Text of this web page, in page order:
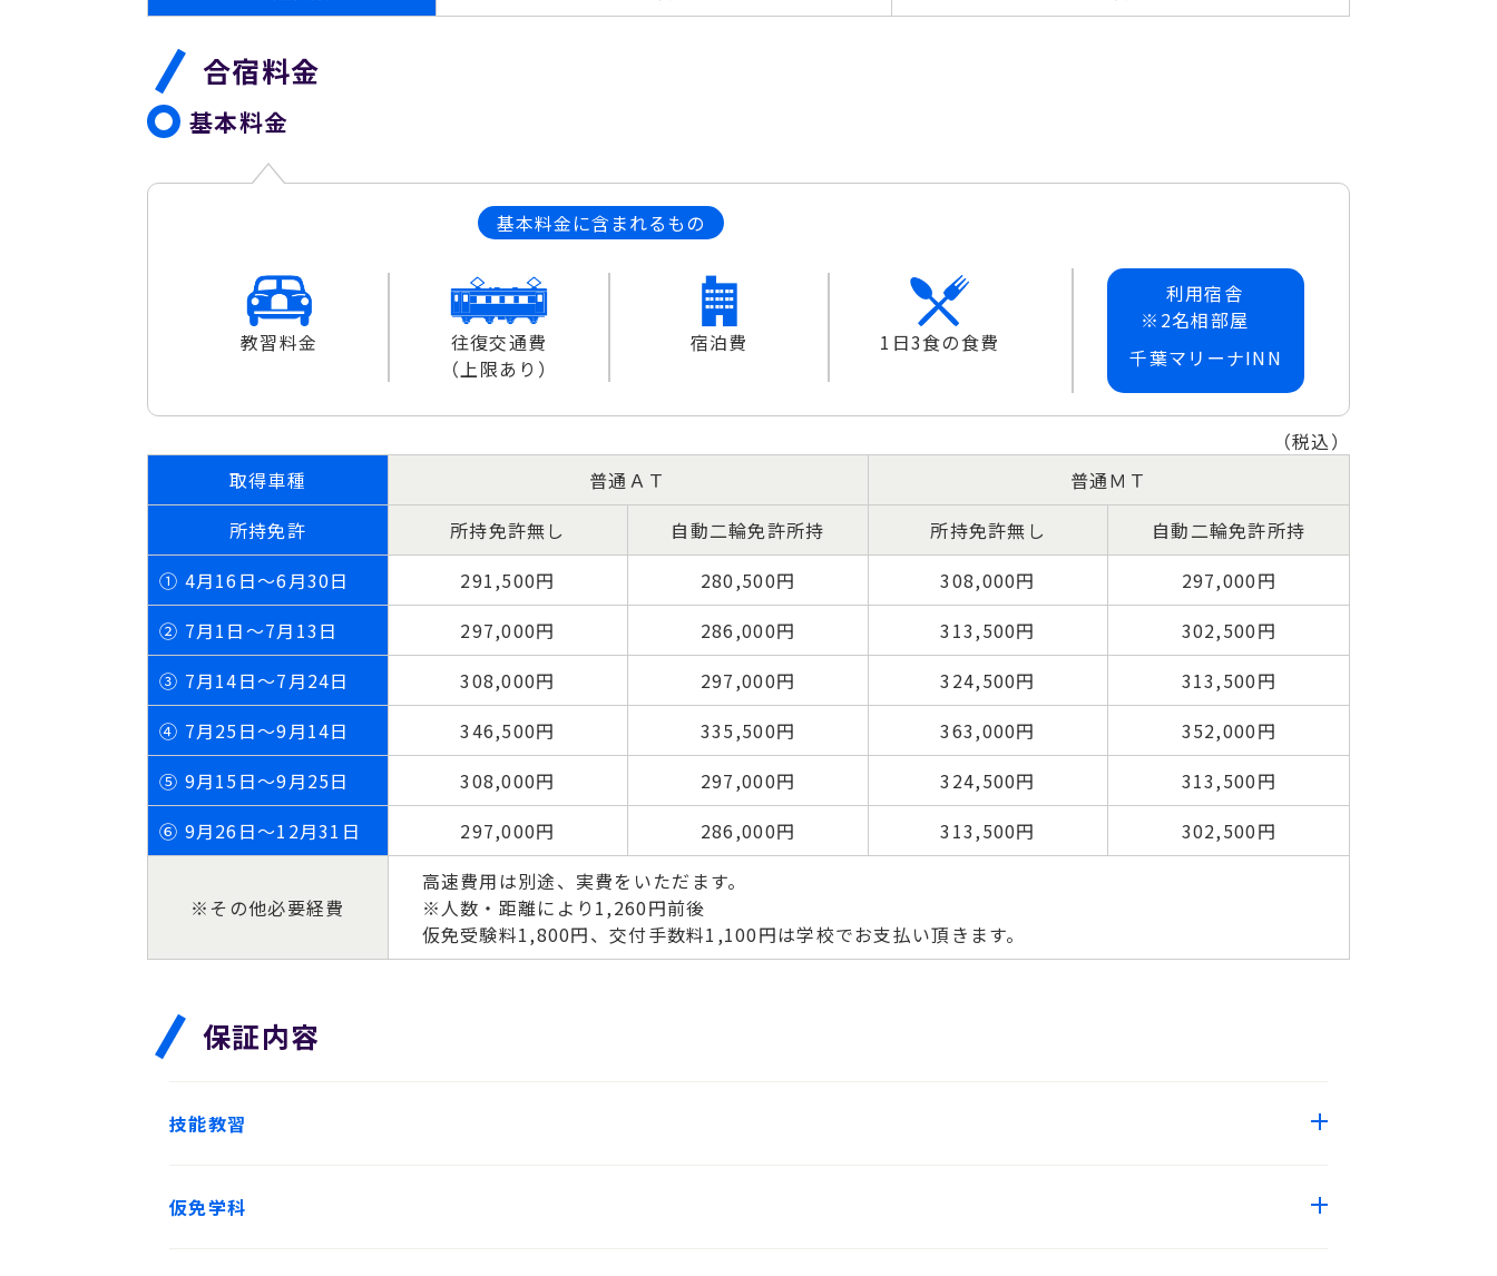
合宿料金
基本料金
基本料金に含まれるもの
教習料金
往復交通費
（上限あり）
宿泊費 1日3食の食費
利用宿舎
※2名相部屋
千葉マリーナINN
（税込）
取得車種
普通ＡＴ
普通ＭＴ
所持免許
所持免許無し 自動二輪免許所持 所持免許無し
自動二輪免許所持
① 4月16日～6月30日 291,500円 280,500円 308,000円
297,000円
② 7月1日～7月13日 297,000円 286,000円 313,500円
302,500円
③ 7月14日～7月24日 308,000円 297,000円 324,500円
313,500円
④ 7月25日～9月14日 346,500円 335,500円 363,000円
352,000円
⑤ 9月15日～9月25日 308,000円 297,000円 324,500円
313,500円
⑥ 9月26日～12月31日 297,000円 286,000円 313,500円 302,500円
※その他必要経費
高速費用は別途、実費をいただます。
※人数・距離により1,260円前後
仮免受験料1,800円、交付手数料1,100円は学校でお支払い頂きます。
保証内容
技能教習
仮免学科